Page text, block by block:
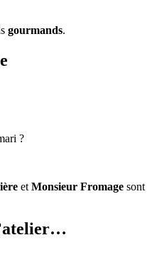
gourmands.
?
et Monsieur Fromage sont